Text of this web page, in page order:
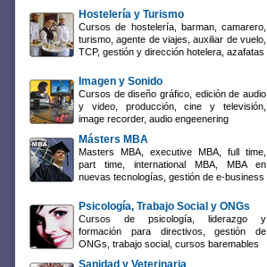
Hostelería y Turismo
Cursos de hostelería, barman, camarero,
turismo, agente de viajes, auxiliar de vuelo,
TCP, gestión y dirección hotelera, azafatas
Imagen y Sonido
Cursos de diseño gráfico, edición de audio
y video, producción, cine y televisión,
image recorder, audio engeenering
Másters MBA
Masters MBA, executive MBA, full time,
part time, international MBA, MBA en
nuevas tecnologías, gestión de e-business
Psicología, Trabajo Social y ONGs
Cursos de psicología, liderazgo y
formación para directivos, gestión de
ONGs, trabajo social, cursos baremables
Sanidad y Veterinaria